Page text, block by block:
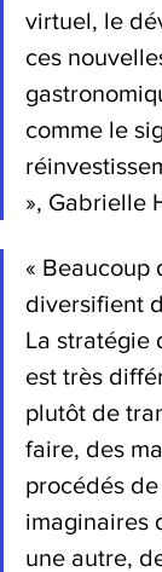
virtuel, le
ces
comme le
», Gabrielle
« Beaucoup
diversifient
La stratégie
est très
plutôt de
faire, des
procédés
imaginaires
une autre,